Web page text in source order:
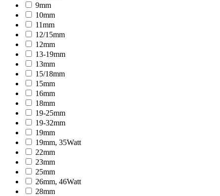
9mm
10mm
11mm
12/15mm
12mm
13-19mm
13mm
15/18mm
15mm
16mm
18mm
19-25mm
19-32mm
19mm
19mm, 35Watt
22mm
23mm
25mm
26mm, 46Watt
28mm